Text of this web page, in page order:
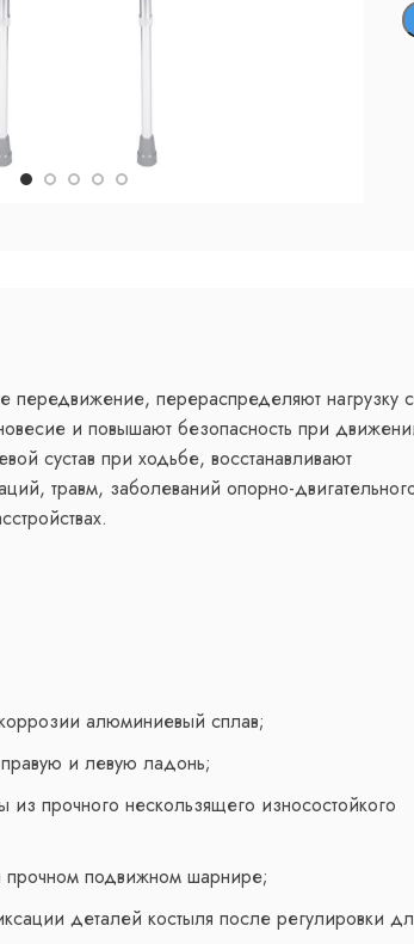
передвижение, перераспределяют нагрузку с
и повышают безопасность при
сустав при ходьбе, восстанавливают
травм, заболеваний опорно-
алюминиевый сплав;
и левую ладонь;
из прочного нескользящего износостойкого
прочном подвижном шарнире;
деталей костыля после регулировки